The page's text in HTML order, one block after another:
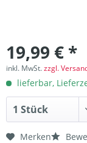
19,99 € *
inkl. MwSt.zzgl.
lieferbar,
Merken